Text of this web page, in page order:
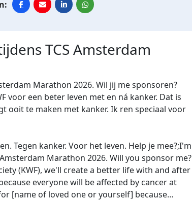
TCS Amsterdam
Marathon 2026. Wil jij me sponsoren?
voor een beter leven met en ná kanker. Dat is
ooit te maken met kanker. Ik ren speciaal voor
Tegen kanker. Voor het leven. Help je mee?;I'm
Marathon 2026. Will you sponsor me?
(KWF), we'll create a better life with and after
everyone will be affected by cancer at
[name of loved one or yourself] because…